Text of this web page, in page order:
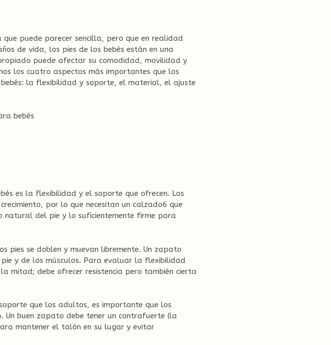
puede parecer sencilla, pero que en realidad
de vida, los pies de los bebés están en una
puede afectar su comodidad, movilidad y
los cuatro aspectos más importantes que los
la flexibilidad y soporte, el material, el ajuste
es la flexibilidad y el soporte que ofrecen. Los
por lo que necesitan un calzado6 que
natural del pie y lo suficientemente firme para
pies se doblen y muevan libremente. Un zapato
y de los músculos. Para evaluar la flexibilidad
mitad; debe ofrecer resistencia pero también cierta
que los adultos, es importante que los
buen zapato debe tener un contrafuerte (la
mantener el talón en su lugar y evitar